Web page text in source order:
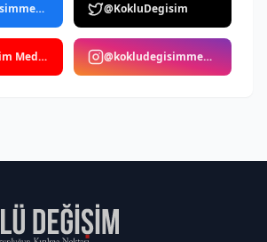
@Kokludegisimmedya @KokluDegisim
Köklü Değişim Medya @kokludegisimmedya